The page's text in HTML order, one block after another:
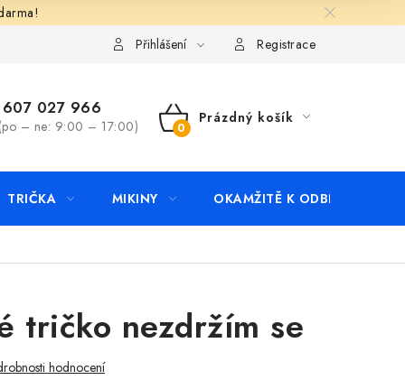
KontaktyPřihlášení Registrace
607 027 966
(po – ne: 9:00 – 17:00)
NÁKUPNÍ
Prázdný košík
TRIČKA MIKINY OKAMŽITĚ K ODBĚRU
tričko nezdržím se
hodnocení